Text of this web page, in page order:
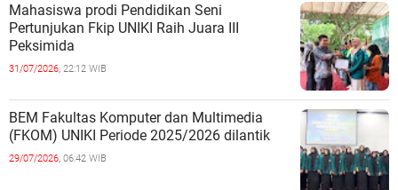
Mahasiswa prodi Pendidikan Seni
Pertunjukan Fkip UNIKI Raih Juara III
Peksimida
31/07/2026, 22:12 WIB
BEM Fakultas Komputer dan Multimedia
(FKOM) UNIKI Periode 2025/2026 dilantik
29/07/2026, 06:42 WIB